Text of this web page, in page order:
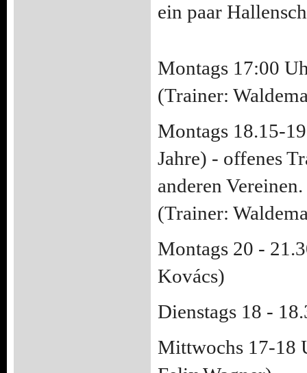
ein paar
Montags 17:00
(Trainer:
Montags 18.15-
Jahre) - offenes
anderen Vereinen.
(Trainer:
Montags 20 -
Kovács)
Dienstags 18 -
Mittwochs 17-18